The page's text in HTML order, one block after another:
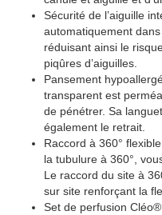
Sécurité de l’aiguille
automatiquement dans
réduisant ainsi le
piqûres d’aiguilles.
Pansement
transparent est
de pénétrer. Sa
également le retrait.
Raccord à 360°
la tubulure à 360°,
Le raccord du site à
sur site renforçant la
Set de perfusion